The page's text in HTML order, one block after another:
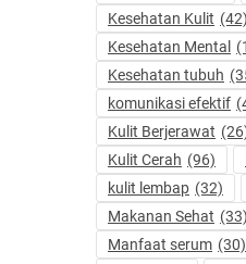
Kesehatan Kulit (42)
Kesehatan Mental
Kesehatan tubuh
komunikasi efektif
Kulit Berjerawat
Kulit Cerah (96)
kulit lembap (32)
Makanan Sehat (33)
Manfaat serum (30)